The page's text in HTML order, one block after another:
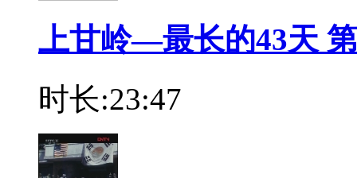
上甘岭—最长的43天
时长:23:47